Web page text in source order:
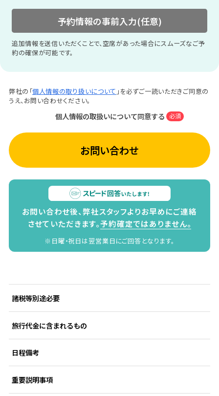
予約情報の事前入力(任意)
追加情報を送信いただくことで、空席があった場合にスムーズなご予
約の確保が可能です。
弊社の「個人情報の取り扱いについて 」を必ずご一読いただきご同意の
うえ、お問い合わせください。
個人情報の取扱いについて同意する 必須
お問い合わせ
お問い合わせ後、弊社スタッフよりお早めにご連絡
させていただきます。予約確定ではありません。
※日曜・祝日は翌営業日にご回答となります。
諸税等別途必要
旅行代金に含まれるもの
日程備考
重要説明事項